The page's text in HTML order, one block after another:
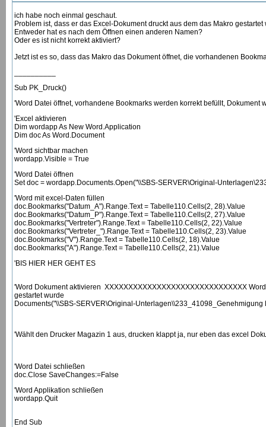
ich habe noch einmal geschaut.
Problem ist, dass er das Excel-Dokument druckt aus dem das Makro
Entweder hat es nach dem Öffnen einen anderen Namen?
Oder es ist nicht korrekt aktiviert?
Jetzt ist es so, dass das Makro das Dokument öffnet, die vorhandenen
Sub PK_Druck()
'Word Datei öffnet, vorhandene Bookmarks werden korrekt befüllt, Dokument
'Excel aktivieren
Dim wordapp As New Word.Application
Dim doc As Word.Document
'Word sichtbar machen
wordapp.Visible = True
'Word Datei öffnen
Set doc = wordapp.Documents.Open("\\SBS-SERVER\Original-
'Word mit excel-Daten füllen
doc.Bookmarks("Datum_A").Range.Text = Tabelle110.Cells(2, 28).Value
doc.Bookmarks("Datum_P").Range.Text = Tabelle110.Cells(2, 27).Value
doc.Bookmarks("Vertreter").Range.Text = Tabelle110.Cells(2, 22).Value
doc.Bookmarks("Vertreter_").Range.Text = Tabelle110.Cells(2, 23).Value
doc.Bookmarks("V").Range.Text = Tabelle110.Cells(2, 18).Value
doc.Bookmarks("A").Range.Text = Tabelle110.Cells(2, 21).Value
'BIS HIER HER GEHT ES
'Word Dokument aktivieren XXXXXXXXXXXXXXXXXXXXXXXXXXXXXX
gestartet wurde
Documents("\\SBS-SERVER\Original-
'Wählt den Drucker Magazin 1 aus, drucken klappt ja, nur eben das excel
'Word Datei schließen
doc.Close SaveChanges:=False
'Word Applikation schließen
wordapp.Quit
End Sub